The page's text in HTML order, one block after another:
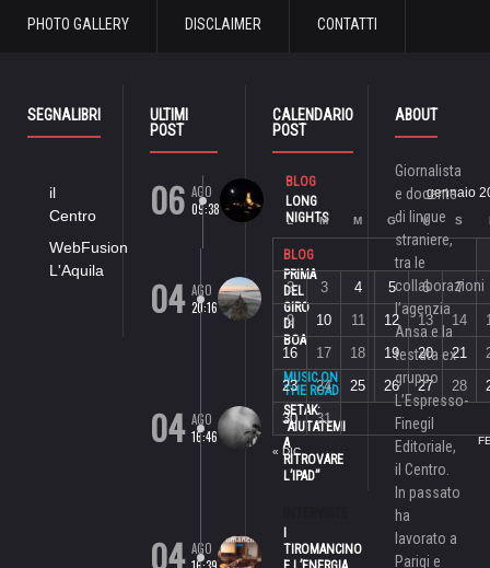
PHOTO GALLERY DISCLAIMER CONTATTI
SEGNALIBRI
il
Centro
WebFusion
L'Aquila
ULTIMI
POST
06 AGO
09:38
BLOG
LONG
NIGHTS
04 AGO
20:16
BLOG
PRIMA
DEL
GIRO
DI
BOA
04 AGO
16:46
MUSIC ON
THE ROAD
SETAK:
“AIUTATEMI
A
RITROVARE
L’IPAD”
04 AGO
I
TIROMANCINO
CALENDARIO
POST
gennaio
L M M G V S
« DIC
2
3 4 5 6 7
9
10 11 12 13 14
16
17 18 19 20 21
23
24 25 26 27 28
30
31
ABOUT
Giornalista
e docente
di lingue
straniere,
tra le
collaborazioni
l’agenzia
Ansa e la
testata ex
gruppo
L’Espresso-
Finegil
Editoriale,
il Centro.
In passato
ha
lavorato a
Parigi e